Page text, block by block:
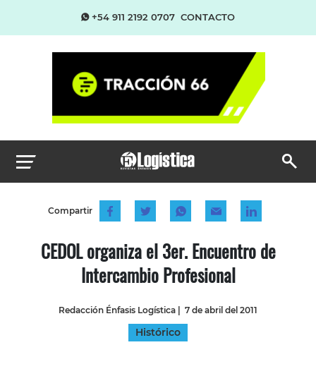
+54 911 2192 0707 CONTACTO
Compartir
CEDOL organiza el 3er. Encuentro de
Intercambio Profesional
Redacción Énfasis Logística | 7 de abril del 2011
Histórico